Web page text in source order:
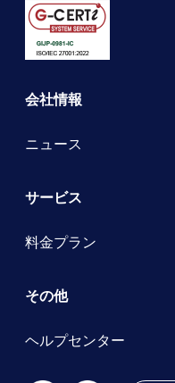
会社情報
ニュース
サービス
料金プラン
その他
ヘルプセンター